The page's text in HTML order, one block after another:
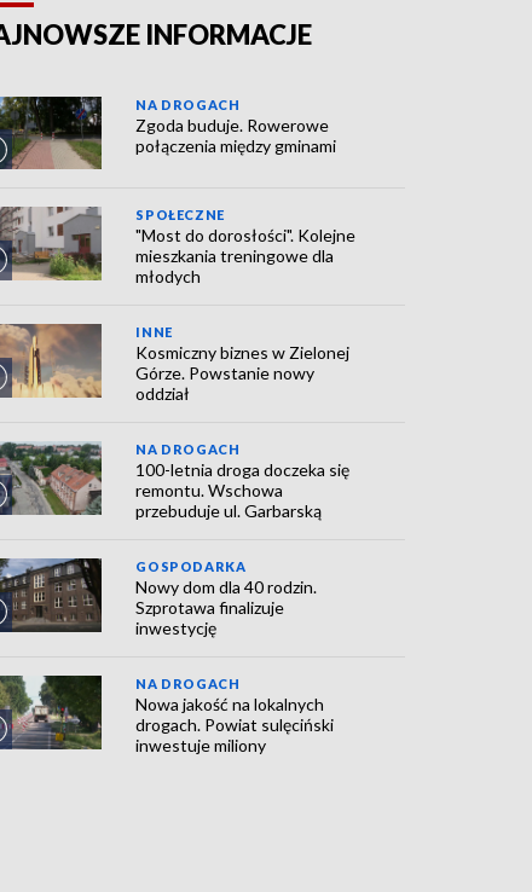
INFORMACJE
NA DROGACH
Zgoda buduje. Rowerowe
połączenia między gminami
SPOŁECZNE
"Most do dorosłości". Kolejne
mieszkania treningowe dla
młodych
INNE
Kosmiczny biznes w Zielonej
Górze. Powstanie nowy
oddział
NA DROGACH
100-letnia droga doczeka się
remontu. Wschowa
przebuduje ul. Garbarską
GOSPODARKA
Nowy dom dla 40 rodzin.
Szprotawa finalizuje
inwestycję
NA DROGACH
Nowa jakość na lokalnych
drogach. Powiat sulęciński
inwestuje miliony